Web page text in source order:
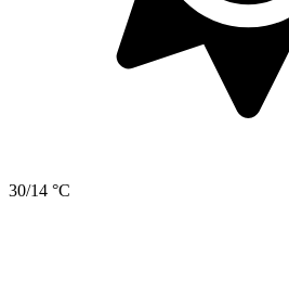
30/14 °C